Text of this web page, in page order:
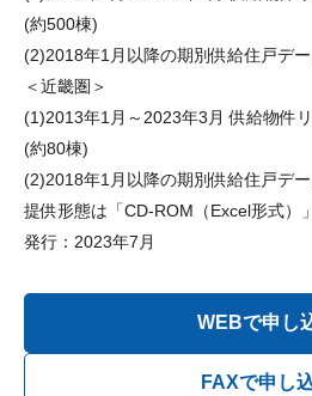
(約500棟)
(2)2018年1月以降の期別供給住戸デ
＜近畿圏＞
(1)2013年1月～2023年3月 供給物件
(約80棟)
(2)2018年1月以降の期別供給住戸デ
提供形態は「CD-ROM（Excel形式）
発行：2023年7月